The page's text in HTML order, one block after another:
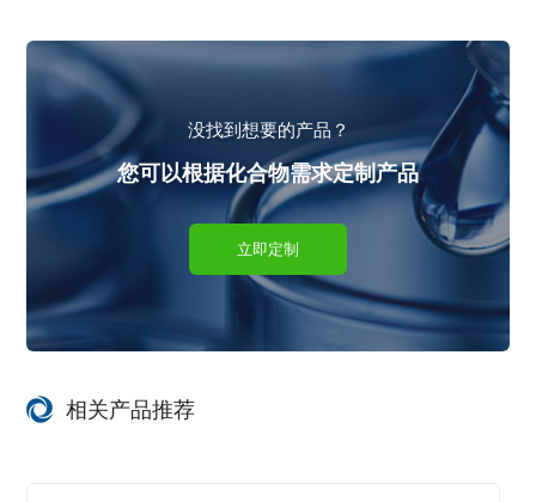
没找到想要的产品？
您可以根据化合物需求定制产品
立即定制
相关产品推荐